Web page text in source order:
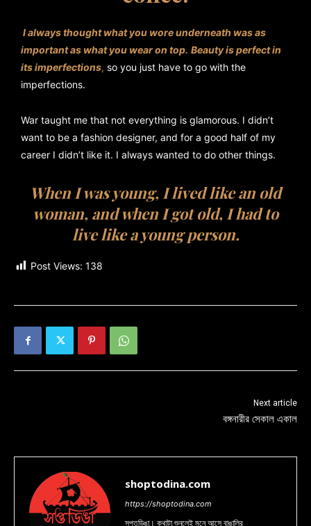
I always thought what you wore underneath was as
important as what you wear on top. Beauty is perfect in
its imperfections, so you just have to go with the
imperfections.
War taught me that not everything is glamorous. I didn’t
want to be a fashion designer, and for a good half of my
career I didn’t like it. I always wanted to do other things.
When I was young, I lived like an old
woman, and when I got old, I had to
live like a young person.
Post Views: 138
Next article
বঙ্গনারীর সেকাল একাল
shoptodina.com
https://shoptodina.com
সপ্তডিঙা। কথাটা শুনলেই মনে আসে বাঙালির